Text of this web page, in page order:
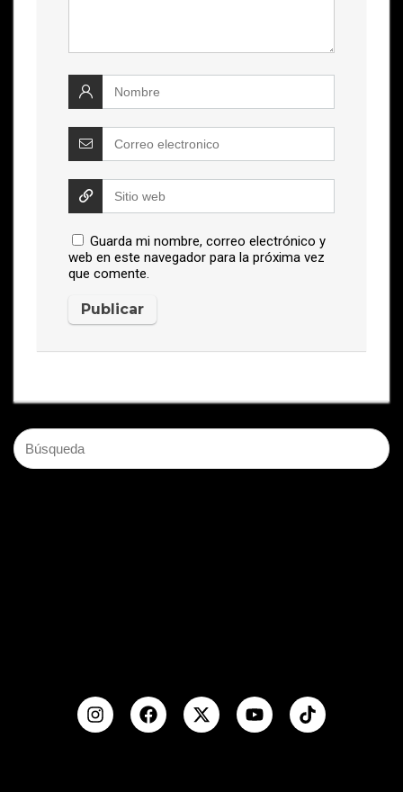
Guarda mi nombre, correo electrónico y
web en este navegador para la próxima vez
que comente.